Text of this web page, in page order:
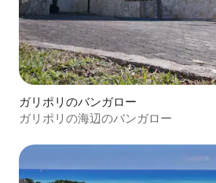
ガリポリのバンガロー
ガリポリの海辺のバンガロー